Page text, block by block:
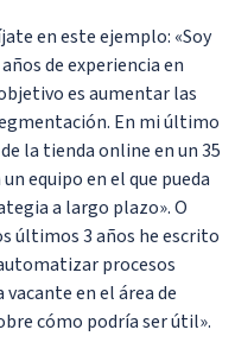
en este ejemplo: «Soy
de experiencia en
es aumentar las
En mi último
la tienda online en un 35
equipo en el que pueda
a largo plazo». O
últimos 3 años he escrito
procesos
en el área de
cómo podría ser útil».